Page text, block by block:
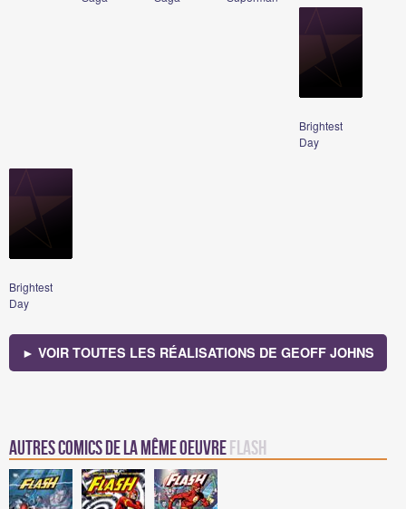
Brightest
Day
Brightest
Day
► VOIR TOUTES LES RÉALISATIONS DE GEOFF JOHNS
Autres comics de la même oeuvre Flash